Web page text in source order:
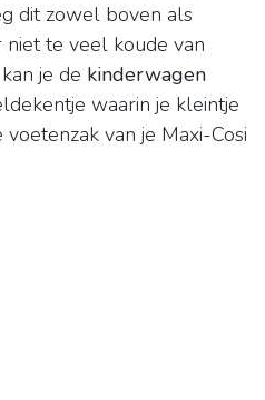
dit zowel boven als
te veel koude van
je de kinderwagen
waarin je kleintje
van je Maxi-Cosi